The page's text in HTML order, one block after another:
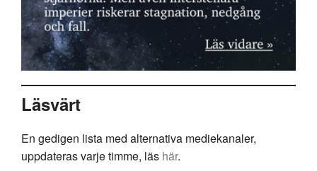
Läsvärt
En gedigen lista med alternativa mediekanaler,
uppdateras varje timme, läs här.